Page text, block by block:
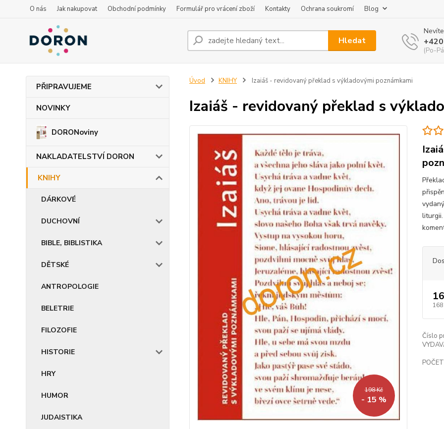
O nás Jak nakupovat Obchodní podmínky Formulář pro vrácení zboží Kontakty Ochrana soukromí Blog
Hledat
(Po-
PŘIPRAVUJEME
NOVINKY
DORONoviny
NAKLADATELSTVÍ DORON
KNIHY
DÁRKOVÉ
DUCHOVNÍ
BIBLE, BIBLISTIKA
DĚTSKÉ
ANTROPOLOGIE
BELETRIE
FILOZOFIE
HISTORIE
HRY
HUMOR
JUDAISTIKA
Úvod KNIHY Izaiáš - revidovaný překlad s výkladovými poznámkami
Izaiáš - revidovaný překlad s
198 Kč
- 15 %
168
Číslo